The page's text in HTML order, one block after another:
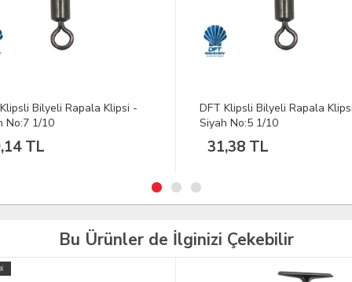
Bilyeli Rapala Klipsi -
No:5 1/10
TL
DFT Klipsli Bilyeli Rapala
Siyah No:3 1/10
39,13 TL
Bu Ürünler de İlginizi Çekebilir